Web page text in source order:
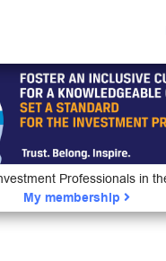
Professionals in
My membership